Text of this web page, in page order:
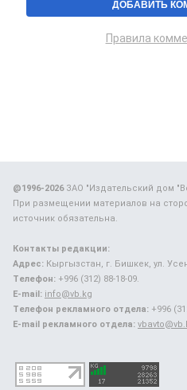
Правила
@1996-2026ЗАО "Издательский дом
При размещении материалов на
источник обязательна.
Контакты редакции:
Адрес: Кыргызстан, г. Бишкек, ул.
Телефон: +996 (312) 88-18-09.
E-mail: info@vb.kg
Телефон рекламного отдела: +996
E-mail рекламного отдела: